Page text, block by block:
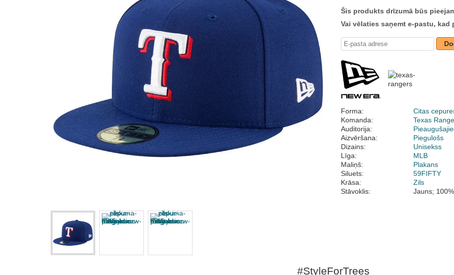
Šis produkts drīzumā būs
Vai vēlaties saņemt e-pastu, kad
Forma:
Citas
Komanda:
Texas
Auditorija:
Aizvēršana:
Piegulošs
Dizains:
Unisekss
Līga:
MLB
Maliņš:
Plakans
Siluets:
59FIFTY
Krāsa:
Zils
Stāvoklis:
Jauns;
#StyleForTrees